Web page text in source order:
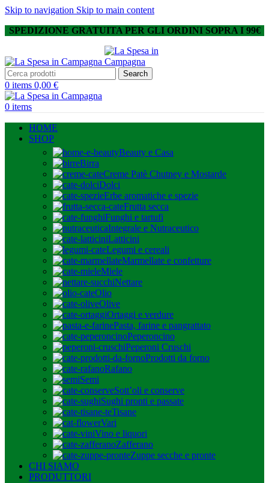
Skip to navigation Skip to main content
SPEDIZIONE GRATUITA PER GLI ORDINI SOPRA I 99€
Search
0 items 0,00 €
0 items
HOME
SHOP
Beauty e Casa
Birra
Creme Patè Chutney e Mostarde
Dolci
Erbe aromatiche e spezie
Frutta secca
Funghi e tartufi
Integrale e Nutraceutico
Latticini
Legumi e cereali
Marmellate e confetture
Miele
Nettare
Olio
Olive
Ortaggi e verdure
Pasta, farine e pangrattato
Peperoncino
Peperoni Cruschi
Prodotti da forno
Rafano
Semi
Sott’oli e conserve
Sughi pronti e passate
Tisane
Vari
Vino e liquori
Zafferano
Zuppe secche e pronte
CHI SIAMO
PRODUTTORI